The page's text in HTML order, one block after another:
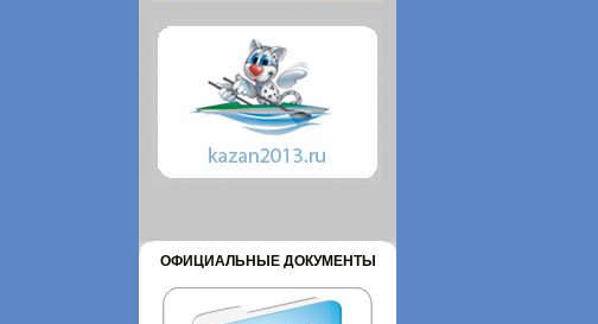
ОФИЦИАЛЬНЫЕ ДОКУМЕНТЫ